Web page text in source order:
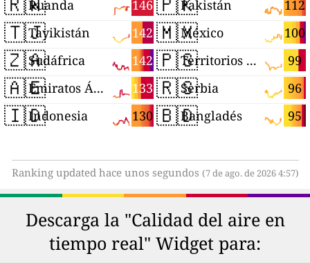
146
Ruanda
🇹🇯 142
Tayikistán
🇿🇦 142
Sudáfrica
🇦🇪 133
Emiratos Árabes Unidos
🇮🇩 130
Indonesia
112
Pakistán
🇲🇽 100
México
🇵🇸 99
Territorios Palestinos
🇷🇸 96
Serbia
🇧🇩 95
Bangladés
Ranking updated hace unos segundos (7 de ago. de 2026 4:57)
Descarga la "Calidad del aire en
tiempo real" Widget para: